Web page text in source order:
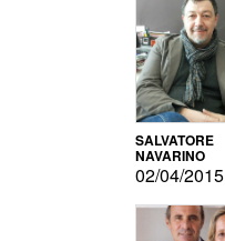
SALVATORE
NAVARINO
02/04/2015